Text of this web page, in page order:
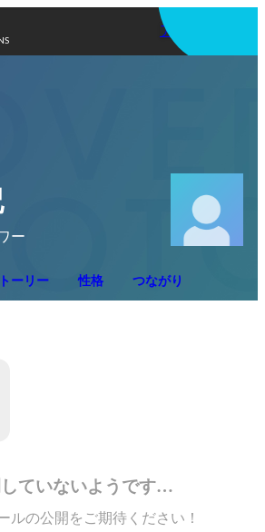
アプリを使う
ー
ーリー 性格 つながり
ていないようです…
ルの公開をご期待ください！